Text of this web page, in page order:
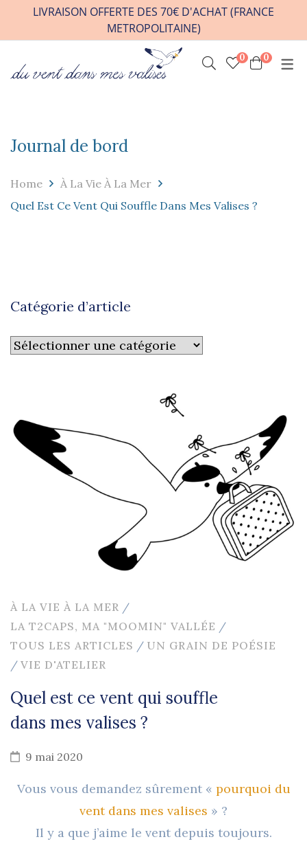
INFOS PRATIQUES
CONTACT
FAQ
REVENDEURS
LIVRAISON OFFERTE DES 70€ D'ACHAT (FRANCE
METROPOLITAINE)
0 0
Journal de bord
Home
À La Vie À La Mer
Quel Est Ce Vent Qui Souffle Dans Mes Valises ?
À LA VIE À LA MER /
LA T2CAPS, MA "MOOMIN" VALLÉE /
TOUS LES ARTICLES / UN GRAIN DE POÉSIE
/ VIE D'ATELIER
Quel est ce vent qui souffle
dans mes valises ?
9 mai 2020
Vous vous demandez sûrement « pourquoi du
vent dans mes valises » ?
Il y a que j’aime le vent depuis toujours.
Catégorie d’article
Catégorie